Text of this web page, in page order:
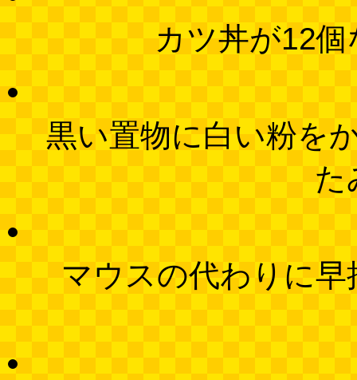
カツ丼が12
黒い置物に白い粉を
た
マウスの代わりに